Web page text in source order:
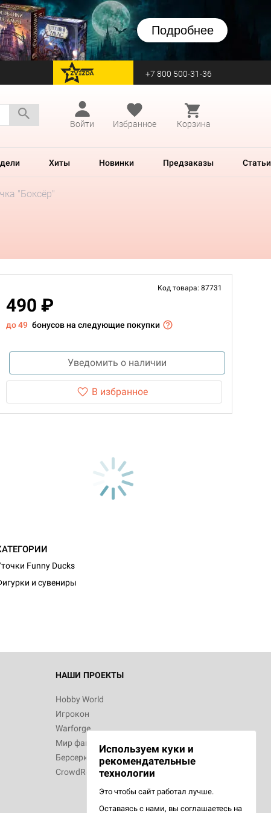
Подробнее
перейти на Zvezda +7 800 500-31-36
Войти
Избранное Корзина
Хиты Новинки Предзаказы Статьи
"Боксёр"
Код товара: 87731
490 ₽
до 49 бонусов на следующие покупки
Уведомить о наличии
В избранное
Funny Ducks
и сувениры
НАШИ ПРОЕКТЫ
Hobby World
Игрокон
Warforge
Мир фантастики
Берсерк
CrowdRepublic
Используем куки и
рекомендательные
технологии
Это чтобы сайт работал лучше.
Оставаясь с нами, вы соглашаетесь на